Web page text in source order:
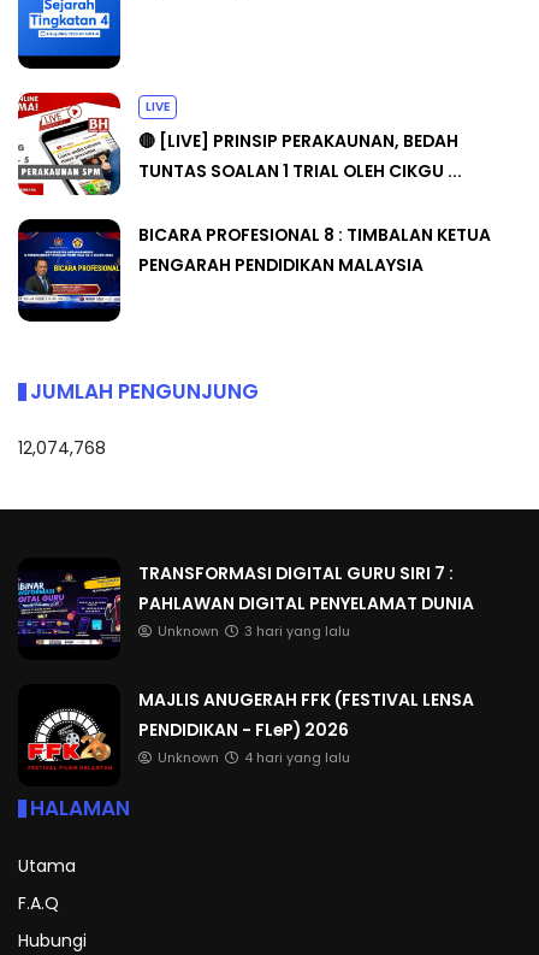
LIVE
🔴 [LIVE] PRINSIP PERAKAUNAN, BEDAH
TUNTAS SOALAN 1 TRIAL OLEH CIKGU ...
BICARA PROFESIONAL 8 : TIMBALAN KETUA
PENGARAH PENDIDIKAN MALAYSIA
JUMLAH PENGUNJUNG
12,074,768
TRANSFORMASI DIGITAL GURU SIRI 7 :
PAHLAWAN DIGITAL PENYELAMAT DUNIA
Unknown 3 hari yang lalu
MAJLIS ANUGERAH FFK (FESTIVAL LENSA
PENDIDIKAN - FLeP) 2026
Unknown 4 hari yang lalu
HALAMAN
Utama
F.A.Q
Hubungi